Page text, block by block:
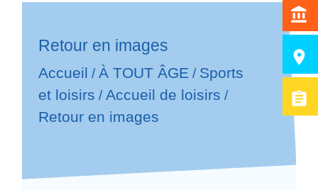
Retour en images
Accueil / À TOUT ÂGE / Sports
et loisirs / Accueil de loisirs /
Retour en images
account_balance
room
assignment